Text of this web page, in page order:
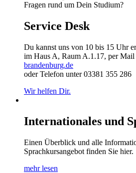
Fragen rund um Dein Studium?
Service Desk
Du kannst uns von 10 bis 15 Uhr
im Haus A, Raum A.1.17, per Mail
brandenburg.de
oder Telefon unter 03381 355 286
Wir helfen Dir.
Internationales und
Einen Überblick und alle
Sprachkursangebot finden Sie hier.
mehr lesen